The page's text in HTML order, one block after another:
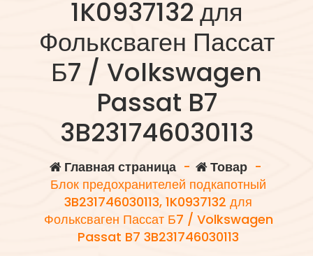
1K0937132 для
Фольксваген Пассат
Б7 / Volkswagen
Passat B7
3B231746030113
Главная страница- Товар-
Блок предохранителей подкапотный
3B231746030113, 1K0937132 для
Фольксваген Пассат Б7 / Volkswagen
Passat B7 3B231746030113